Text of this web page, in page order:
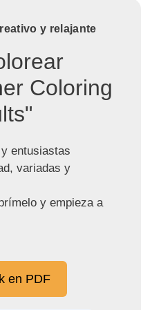
y relajante
Coloring
entusiastas
variadas y
y empieza a
en PDF